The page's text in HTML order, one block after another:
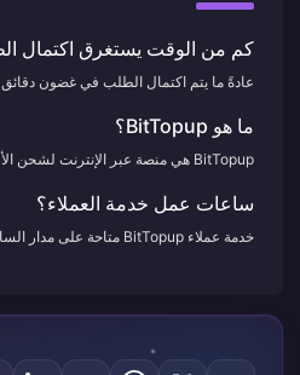
كم من الوقت يستغرق اكتمال
عادةً ما يتم اكتمال الطلب في غضون دقائق
ما هو BitTopup؟
BitTopup هي منصة عبر الإنترنت لشحن الألعاب والخدمات بسرعة وأمان.
ساعات عمل خدمة العملاء؟
خدمة عملاء BitTopup متاحة على مدار الساعة طوال أيام الأسبوع 24/7.